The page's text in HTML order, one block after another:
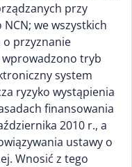
przy
we wszystkich
przyznanie
tryb
system
ryzyko wystąpienia
finansowania
2010 r., a
ustawy o
Wnosić z tego